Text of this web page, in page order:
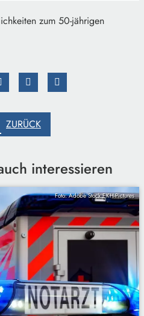
zum 50-jährigen
ZURÜCK
interessieren
Foto: Adobe Stock EKH-Pictures